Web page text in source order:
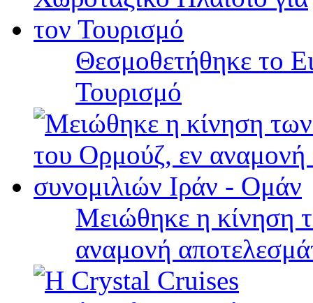
Θεσμοθετήθηκε το
Τουρισμό
Μειώθηκε η κίνηση
αναμονή